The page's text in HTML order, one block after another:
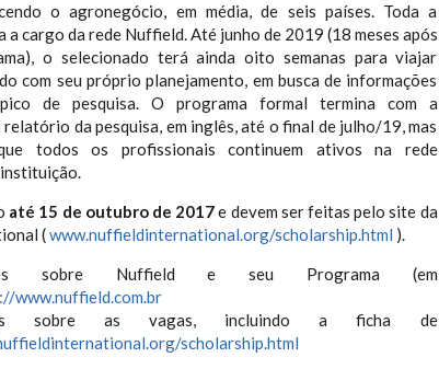
o agronegócio, em média, de seis países. Toda a
a cargo da rede Nuffield. Até junho de 2019 (18 meses após
o selecionado terá ainda oito semanas para viajar
com seu próprio planejamento, em busca de informações
de pesquisa. O programa formal termina com a
da pesquisa, em inglês, até o final de julho/19, mas
todos os profissionais continuem ativos na rede
até 15 de outubro de 2017e devem ser feitas pelo site da
(www.nuffieldinternational.org/scholarship.html ).
sobre Nuffield e seu Programa (em
www.nuffield.com.br
sobre as vagas, incluindo a ficha de
scholarship.html